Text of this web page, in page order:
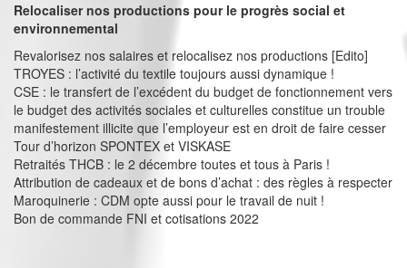
Relocaliser nos productions pour le progrès social et
environnemental
Revalorisez nos salaires et relocalisez nos productions [Edito]
TROYES : l’activité du textile toujours aussi dynamique !
CSE : le transfert de l’excédent du budget de fonctionnement vers
le budget des activités sociales et culturelles constitue un trouble
manifestement illicite que l’employeur est en droit de faire cesser
Tour d’horizon SPONTEX et VISKASE
Retraités THCB : le 2 décembre toutes et tous à Paris !
Attribution de cadeaux et de bons d’achat : des règles à respecter
Maroquinerie : CDM opte aussi pour le travail de nuit !
Bon de commande FNI et cotisations 2022